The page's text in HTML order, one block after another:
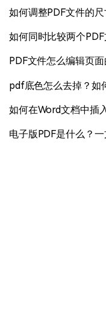
如何调整PDF文件的尺
如何同时比较两个PDF
PDF文件怎么编辑页
pdf底色怎么去掉？如
如何在Word文档中插
电子版PDF是什么？